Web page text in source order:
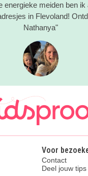
energieke meiden ben ik
in Flevoland!
Nathanya"
Voor
Contact
Deel jouw